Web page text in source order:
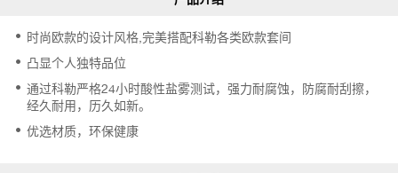
时尚欧款的设计风格,完美搭配科勒各类欧款套间
凸显个人独特品位
通过科勒严格24小时酸性盐雾测试，强力耐腐蚀，防腐耐刮擦，
经久耐用，历久如新。
优选材质，环保健康